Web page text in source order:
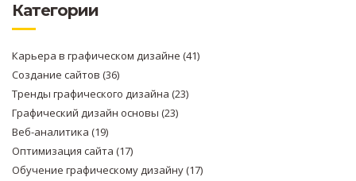
Категории
Карьера в графическом дизайне (41)
Создание сайтов (36)
Тренды графического дизайна (23)
Графический дизайн основы (23)
Веб-аналитика (19)
Оптимизация сайта (17)
Обучение графическому дизайну(17)